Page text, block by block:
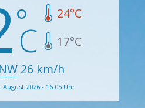
24°C
17°C
NW26 km/h
2026 - 16:05 Uhr